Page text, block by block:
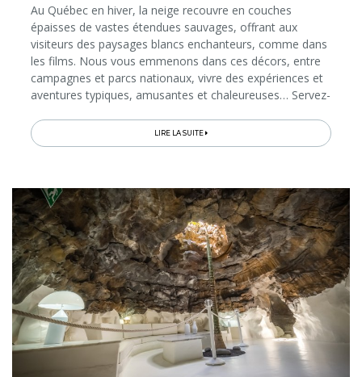
Au Québec en hiver, la neige recouvre en couches
épaisses de vastes étendues sauvages, offrant aux
visiteurs des paysages blancs enchanteurs, comme dans
les films. Nous vous emmenons dans ces décors, entre
campagnes et parcs nationaux, vivre des expériences et
aventures typiques, amusantes et chaleureuses… Servez-
programme, entre autres...LIRE LA SUITE